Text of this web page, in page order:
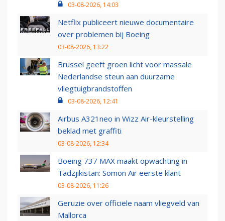
03-08-2026, 14:03
Netflix publiceert nieuwe documentaire
over problemen bij Boeing
03-08-2026, 13:22
Brussel geeft groen licht voor massale
Nederlandse steun aan duurzame
vliegtuigbrandstoffen
03-08-2026, 12:41
Airbus A321neo in Wizz Air-kleurstelling
beklad met graffiti
03-08-2026, 12:34
Boeing 737 MAX maakt opwachting in
Tadzjikistan: Somon Air eerste klant
03-08-2026, 11:26
Geruzie over officiële naam vliegveld van
Mallorca